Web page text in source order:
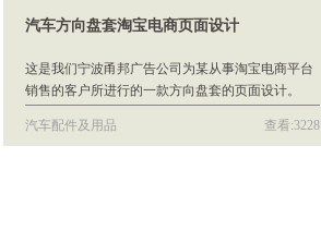
汽车方向盘套淘宝电商页面设计
这是我们宁波甬邦广告公司为某从事淘宝电商平台
销售的客户所进行的一款方向盘套的页面设计。
汽车配件及用品 查看:3228